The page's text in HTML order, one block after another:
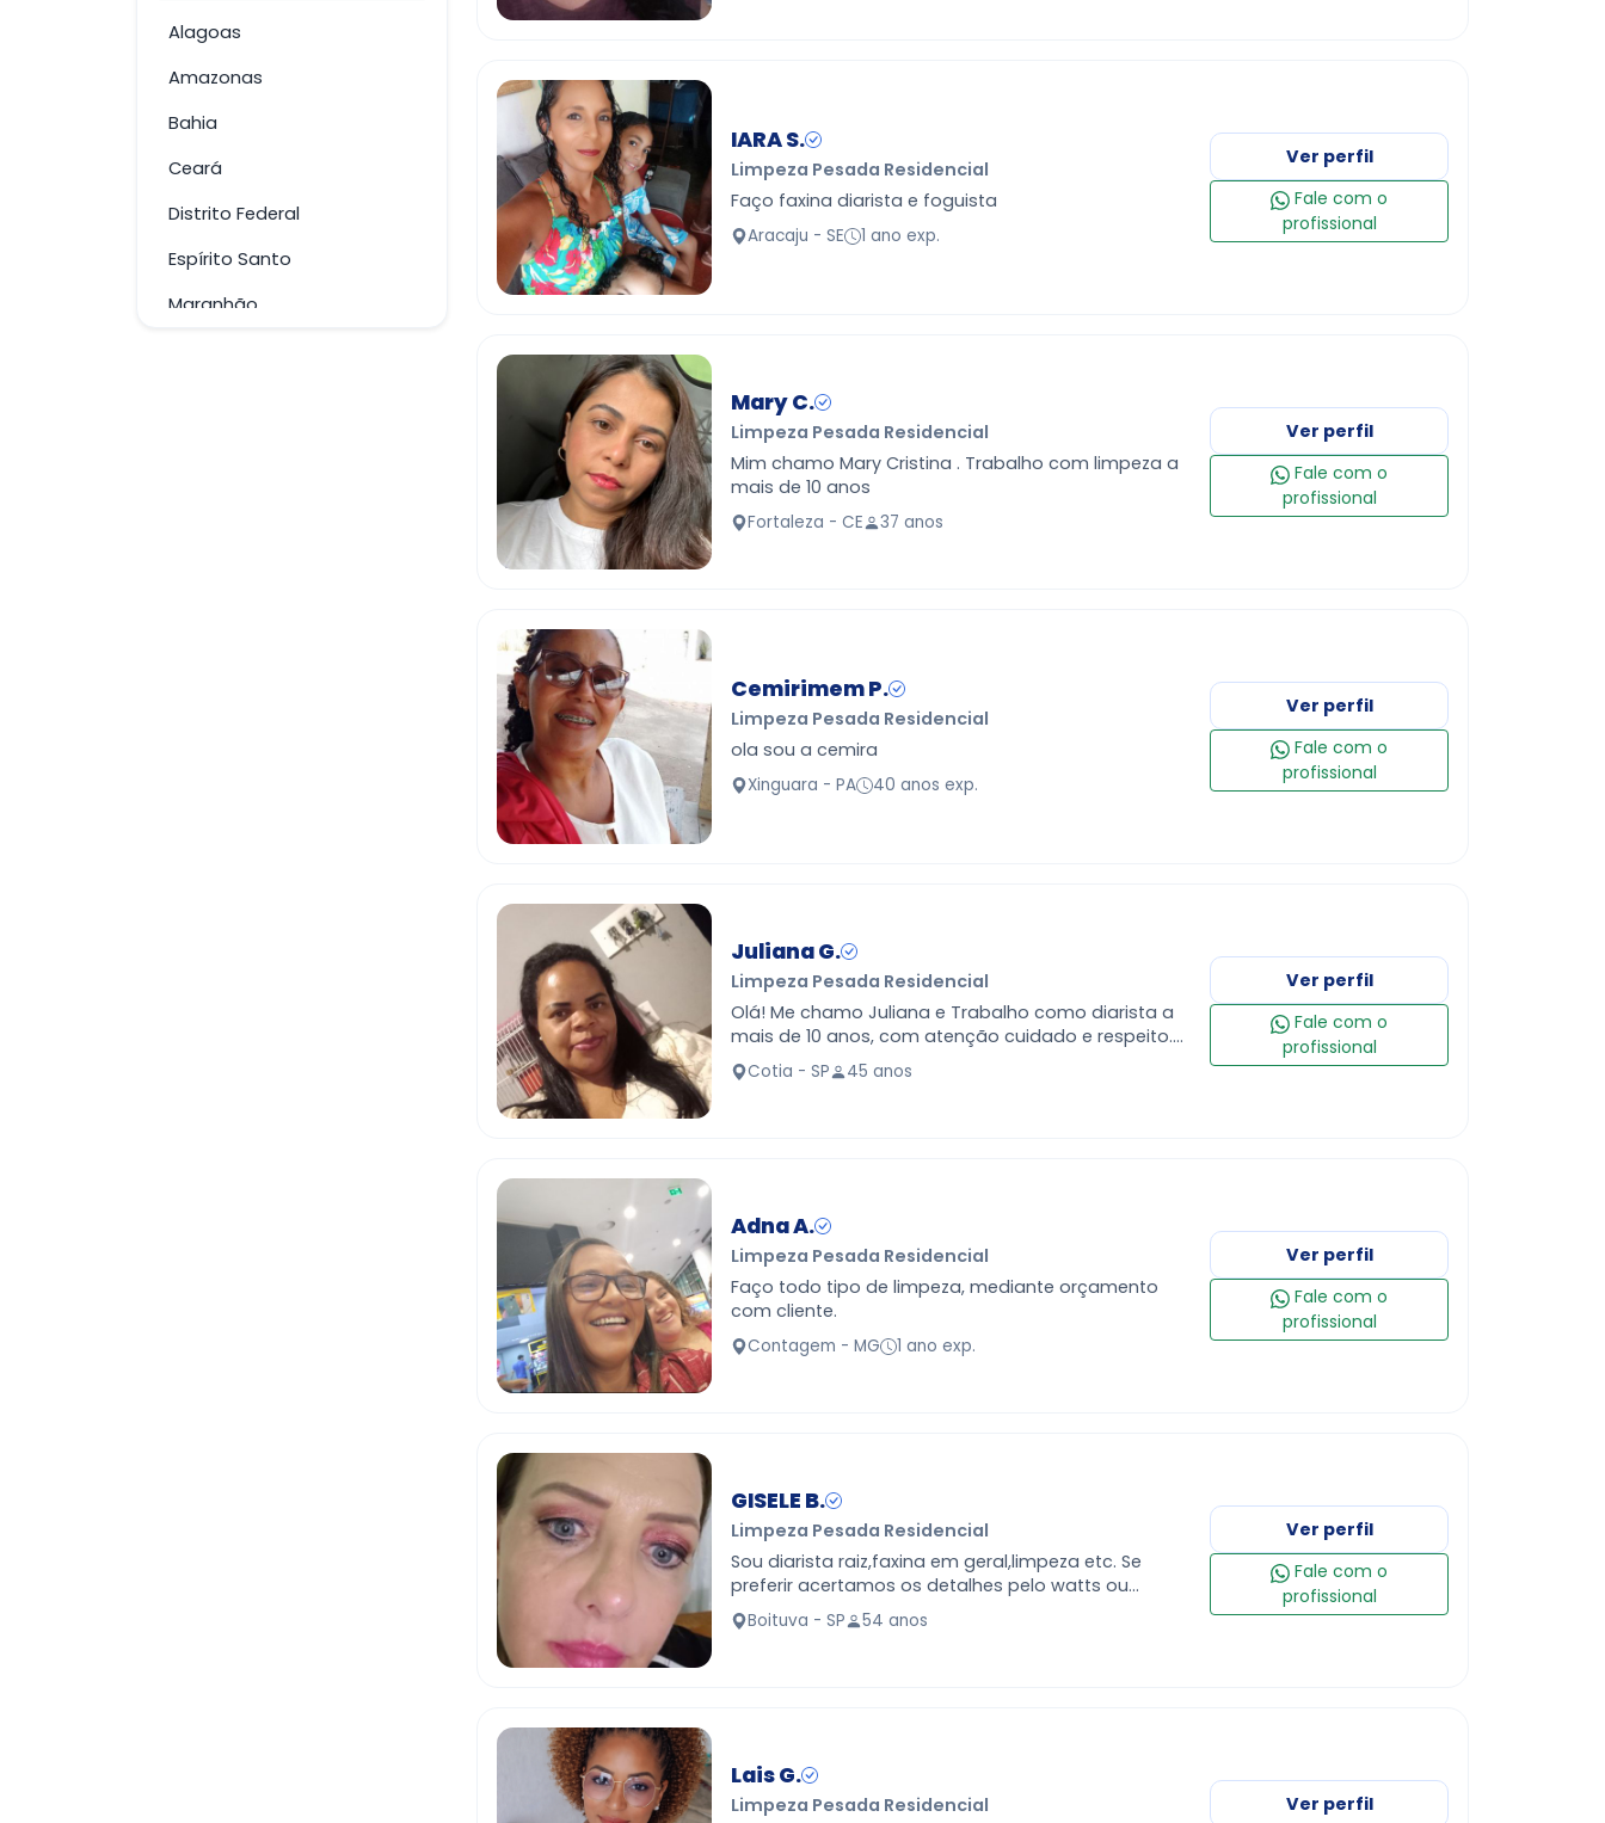
Alagoas
Amazonas
Bahia
Ceará
Distrito Federal
Espírito Santo
Maranhão
IARA S.
Limpeza Pesada Residencial
Faço faxina diarista e foguista
Aracaju - SE 1 ano exp.
Ver perfil
Fale com o
profissional
Mary C.
Limpeza Pesada Residencial
Mim chamo Mary Cristina . Trabalho com limpeza a
mais de 10 anos
Fortaleza - CE 37 anos
Ver perfil
Fale com o
profissional
Cemirimem P.
Limpeza Pesada Residencial
ola sou a cemira
Xinguara - PA 40 anos exp.
Ver perfil
Fale com o
profissional
Juliana G.
Limpeza Pesada Residencial
Olá! Me chamo Juliana e Trabalho como diarista a
mais de 10 anos, com atenção cuidado e respeito.
atendo as regiões de Barueri, Alphaville, Raposo
Tavares, Co…
Cotia - SP 45 anos
Ver perfil
Fale com o
profissional
Adna A.
Limpeza Pesada Residencial
Faço todo tipo de limpeza, mediante orçamento
com cliente.
Contagem - MG 1 ano exp.
Ver perfil
Fale com o
profissional
GISELE B.
Limpeza Pesada Residencial
Sou diarista raiz,faxina em geral,limpeza etc. Se
preferir acertamos os detalhes pelo watts ou
telefone.
Boituva - SP 54 anos
Ver perfil
Fale com o
profissional
Lais G.
Limpeza Pesada Residencial
Ver perfil